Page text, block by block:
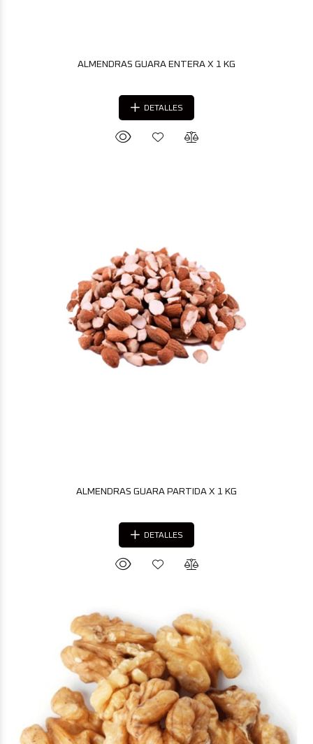
ALMENDRAS GUARA ENTERA X 1 KG
DETALLES
ALMENDRAS GUARA PARTIDA X 1 KG
DETALLES